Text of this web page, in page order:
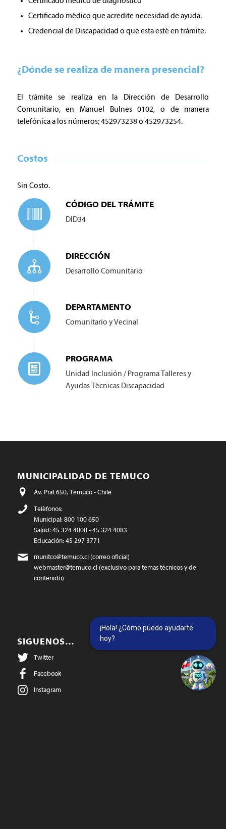
Certificado médico que acredite necesidad de ayuda.
Credencial de Discapacidad o que esta esté en trámite.
¿Dónde se realiza de manera presencial?
El trámite se realiza en la Dirección de Desarrollo
Comunitario, en Manuel Bulnes 0102, o de manera
telefónica a los números; 452973238 o 452973254.
Costos
Sin Costo.
CÓDIGO DEL TRÁMITE
DID34
DIRECCIÓN
Desarrollo Comunitario
DEPARTAMENTO
Comunitario y Vecinal
PROGRAMA
Unidad Inclusión / Programa Talleres y
Ayudas Técnicas Discapacidad
MUNICIPALIDAD DE TEMUCO
Av. Prat 650, Temuco - Chile
Teléfonos:
Municipal: 800 100 650
Salud: 45 324 4000 - 45 324 4083
Educación: 45 297 3771
munitco@temuco.cl(correo oficial)
webmaster@temuco.cl(exclusivo para temas técnicos y de
contenido)
SIGUENOS…
Twitter
Facebook
Instagram
¡Hola! ¿Cómo puedo ayudarte
hoy?